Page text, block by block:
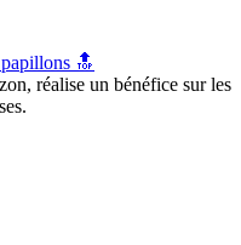
🔝
réalise un bénéfice sur les